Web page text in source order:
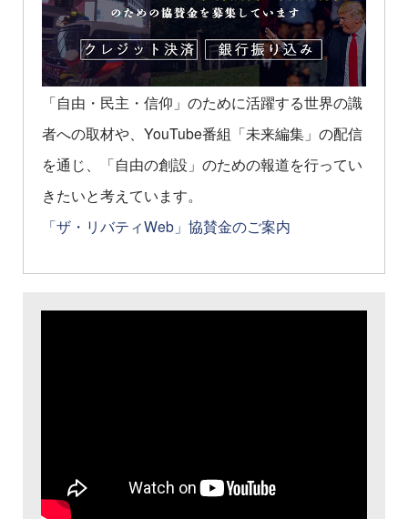
「自由・民主・信仰」のために活躍する世界の識
者への取材や、YouTube番組「未来編集」の配信
を通じ、「自由の創設」のための報道を行ってい
きたいと考えています。
「ザ・リバティWeb」協賛金のご案内